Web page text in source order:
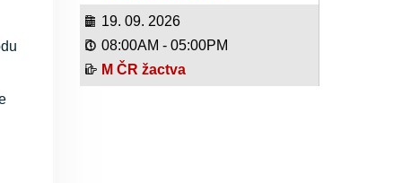
19. 09. 2026
08:00AM - 05:00PM
M ČR žactva